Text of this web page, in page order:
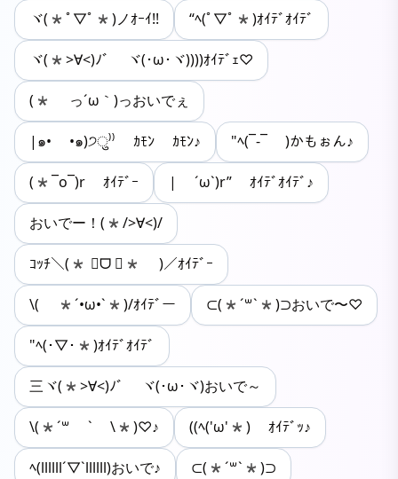
ヾ(*ﾟ▽ﾟ*)ノｵｰｲ!! “ﾍ(ﾟ▽ﾟ*)ｵｲﾃﾞｵｲﾃﾞ
ヾ(*>∀<)ﾉﾞ ヾ(･ω･ヾ))))ｵｲﾃﾞｪ♡
(* っ´ω｀)っおいでぇ
|๑• •๑)੭ु⁾⁾ ｶﾓﾝ ｶﾓﾝ♪ "ﾍ(¯-¯ )かもぉん♪
(*¯o¯)r ｵｲﾃﾞｰ | ´ω`)r” ｵｲﾃﾞｵｲﾃﾞ♪
おいでー！(*/>∀<)/
ｺｯﾁ＼(* ॑ᗜ ॑* )／ｵｲﾃﾞｰ
\( *´•ω•`*)/ｵｲﾃﾞー ⊂(*´꒳`*)⊃おいで〜♡
"ﾍ(･▽･*)ｵｲﾃﾞｵｲﾃﾞ
三ヾ(*>∀<)ﾉﾞ ヾ(･ω･ヾ)おいで～
\(*´꒳ ` \*)♡♪ ((ﾍ('ω'*) ｵｲﾃﾞｯ♪
ﾍ(llllll´▽`llllll)おいで♪ ⊂(*´꒳`*)⊃